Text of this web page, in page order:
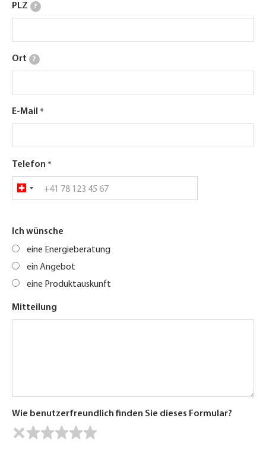
PLZ ?
Ort ?
E-Mail
Telefon
Ich wünsche
eine Energieberatung
ein Angebot
eine Produktauskunft
Mitteilung
Wie benutzerfreundlich finden Sie dieses Formular?